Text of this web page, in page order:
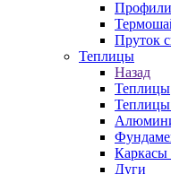
Профили
Пруток
Теплицы
Назад
Теплицы
Теплицы
Каркасы
Дуги